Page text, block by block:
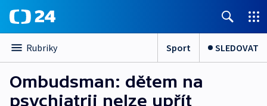
Rubriky Sport SLEDOVAT
Ombudsman: dětem na
psychiatrii nelze upřít